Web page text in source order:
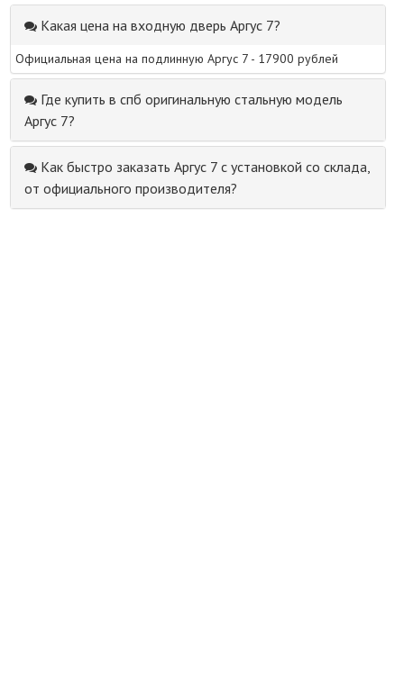
Какая цена на входную дверь Аргус 7?
Официальная цена на подлинную Аргус 7 - 17900 рублей
Где купить в спб оригинальную стальную модель
Аргус 7?
Как быстро заказать Аргус 7 с установкой со склада,
от официального производителя?